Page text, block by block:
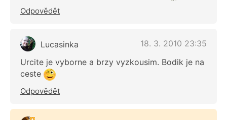
Odpovědět
Lucasinka
18. 3. 2010 23:35
Urcite je vyborne a brzy vyzkousim. Bodik je na
ceste
Odpovědět